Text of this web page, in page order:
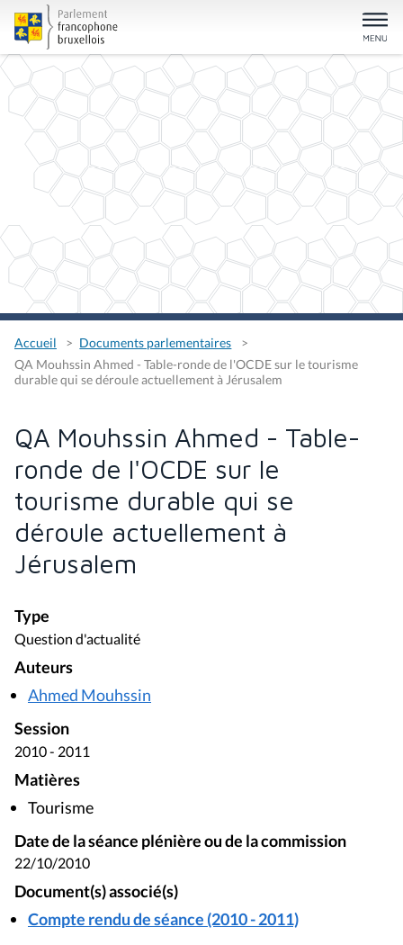
Accueil
Documents parlementaires
QA Mouhssin Ahmed - Table-ronde de l'OCDE sur le tourisme
durable qui se déroule actuellement à Jérusalem
QA Mouhssin Ahmed - Table-
ronde de l'OCDE sur le
tourisme durable qui se
déroule actuellement à
Jérusalem
Type
Question d'actualité
Auteurs
Ahmed Mouhssin
Session
2010 - 2011
Matières
Tourisme
Date de la séance plénière ou de la commission
22/10/2010
Document(s) associé(s)
Compte rendu de séance (2010 - 2011)